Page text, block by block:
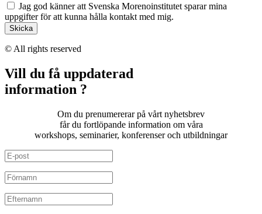
Jag god känner att Svenska Morenoinstitutet sparar mina
uppgifter för att kunna hålla kontakt med mig.
Skicka
© All rights reserved
Vill du få uppdaterad
information ?
Om du prenumererar på vårt nyhetsbrev
får du fortlöpande information om våra
workshops, seminarier, konferenser och utbildningar